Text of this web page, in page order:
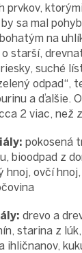
prvkov,
sa mal
na
starší,
suché
odpad“,
a ďalšie.
2 viac, než
pokosená
bioodpad z
hnoj, ovčí
drevo a
starina z
ihličnanov,